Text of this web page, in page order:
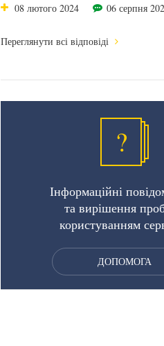
08 лютого 2024 06 серпня
Переглянути всі відповіді
?
Інформаційні
та вирішення
користуванням
ДОПОМОГА